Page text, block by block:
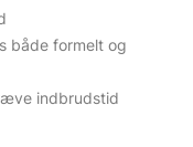
både formelt og
indbrudstid